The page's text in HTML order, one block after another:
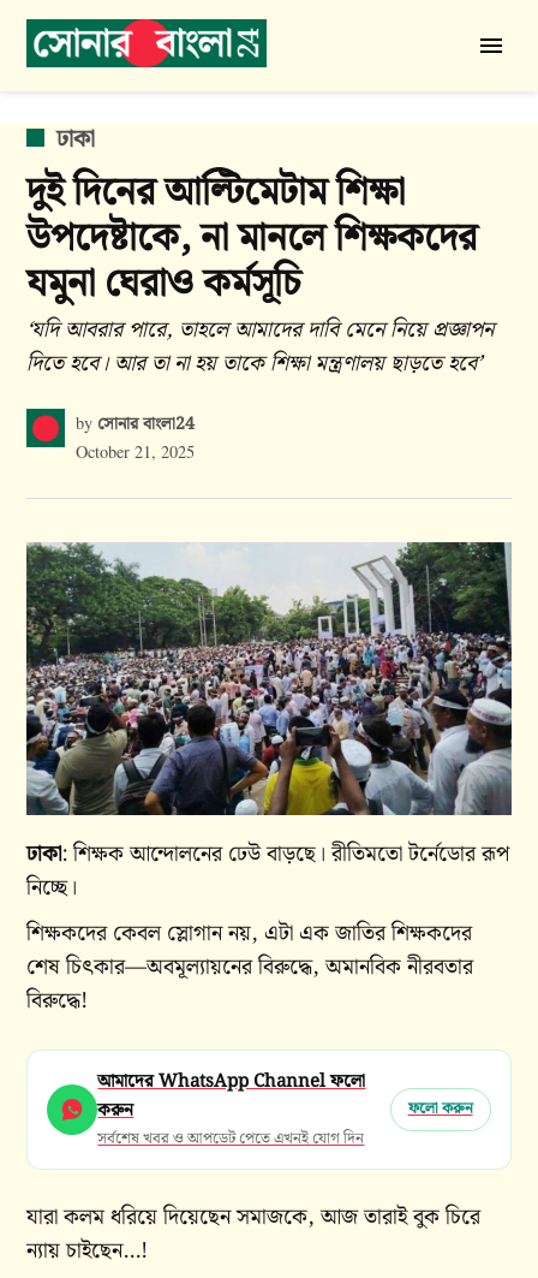
Skip
বাংলা
24
POSTED
IN
ঢাকা
দুই দিনের আল্টিমেটাম শিক্ষা
উপদেষ্টাকে, না মানলে শিক্ষকদের
যমুনা ঘেরাও কর্মসূচি
‘যদি আবরার পারে, তাহলে আমাদের দাবি মেনে নিয়ে প্রজ্ঞাপন
দিতে হবে। আর তা না হয় তাকে শিক্ষা মন্ত্রণালয় ছাড়তে হবে’
by সোনার বাংলা24
October 21, 2025
ঢাকা: শিক্ষক আন্দোলনের ঢেউ বাড়ছে। রীতিমতো টর্নেডোর রূপ
নিচ্ছে।
শিক্ষকদের কেবল স্লোগান নয়, এটা এক জাতির শিক্ষকদের
শেষ চিৎকার—অবমূল্যায়নের বিরুদ্ধে, অমানবিক নীরবতার
বিরুদ্ধে!
আমাদের WhatsApp Channel ফলো
করুন
সর্বশেষ খবর ও আপডেট পেতে এখনই যোগ দিন
ফলো করুন
যারা কলম ধরিয়ে দিয়েছেন সমাজকে, আজ তারাই বুক চিরে
ন্যায় চাইছেন…!